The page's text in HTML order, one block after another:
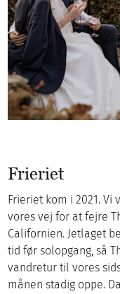
Frieriet
Frieriet kom i 2021. Vi
vores vej for at fejre
Californien. Jetlaget
tid før solopgang, så
vandretur til vores
månen stadig oppe.